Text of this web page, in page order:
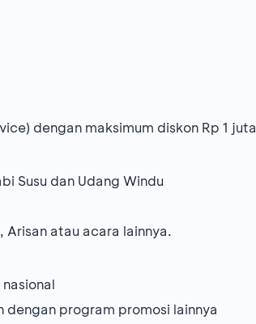
dengan maksimum diskon Rp 1 juta
Susu dan Udang Windu
Arisan atau acara lainnya.
program promosi lainnya